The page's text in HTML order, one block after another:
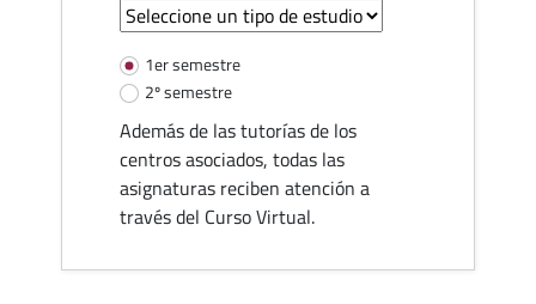
Seleccionar el semestre
1er semestre
2º semestre
Además de las tutorías de los
centros asociados, todas las
asignaturas reciben atención a
través del Curso Virtual.